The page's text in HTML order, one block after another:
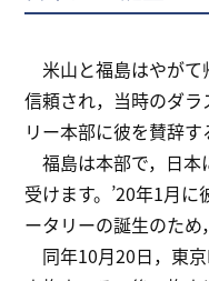
米山と福島はやがて
信頼され，当時のダ
リー本部に彼を賛辞す
福島は本部で，日本
受けます。’20年1月
ータリーの誕生のため
同年10月20日，東